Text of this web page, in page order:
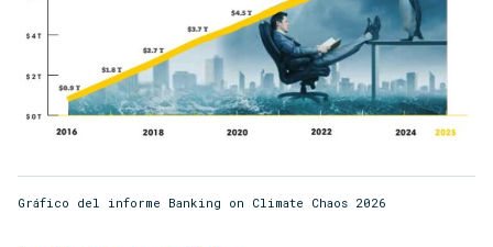
Gráfico del informe Banking on Climate Chaos 2026